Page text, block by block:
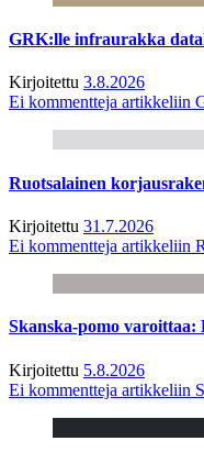
GRK:lle infraurakka
Kirjoitettu 3.8.2026
Ei kommentteja artikkeliin
Ruotsalainen
Kirjoitettu 31.7.2026
Ei kommentteja artikkeliin
Skanska-pomo varoittaa:
Kirjoitettu 5.8.2026
Ei kommentteja artikkeliin